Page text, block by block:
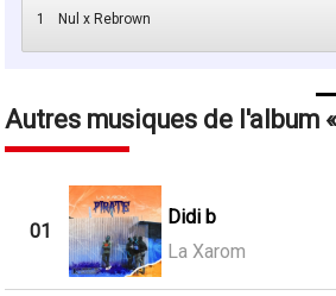
1 Nul x Rebrown
Autres musiques de l'album
01
Didi b
La Xarom